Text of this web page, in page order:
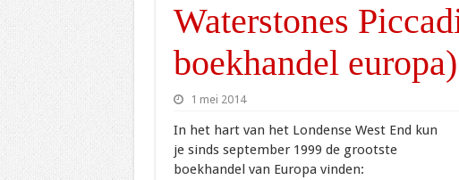
Waterstones
boekhandel europa)
1 mei 2014
In het hart van het Londense West End kun
je sinds september 1999 de grootste
boekhandel van Europa vinden: